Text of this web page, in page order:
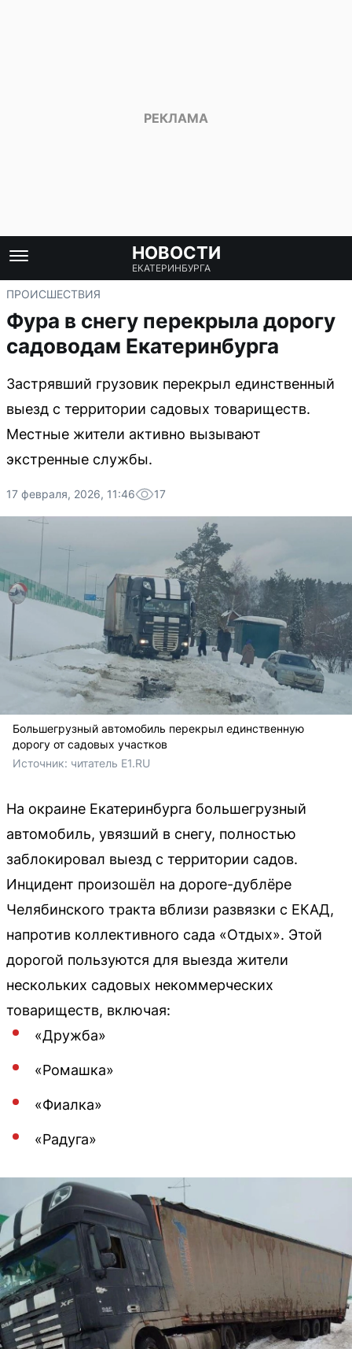
НОВОСТИ
ЕКАТЕРИНБУРГА
ПРОИСШЕСТВИЯ
Фура в снегу перекрыла дорогу
садоводам Екатеринбурга
Застрявший грузовик перекрыл единственный
выезд с территории садовых товариществ.
Местные жители активно вызывают
экстренные службы.
17 февраля, 2026, 11:46 17
Большегрузный автомобиль перекрыл единственную
дорогу от садовых участков
Источник: читатель E1.RU
На окраине Екатеринбурга большегрузный
автомобиль, увязший в снегу, полностью
заблокировал выезд с территории садов.
Инцидент произошёл на дороге-дублёре
Челябинского тракта вблизи развязки с ЕКАД,
напротив коллективного сада «Отдых». Этой
дорогой пользуются для выезда жители
нескольких садовых некоммерческих
товариществ, включая:
«Дружба»
«Ромашка»
«Фиалка»
«Радуга»